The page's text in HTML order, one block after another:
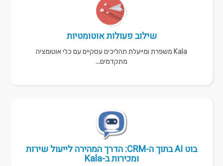
שילוב פעולות אוטומטיות
Kala משפרת ומייעלת תהליכים עסקיים עם כלי אוטומציה
מתקדמים...
בוט AI בתוך ה-CRM: הדרך המהירה לייעול שירות
ומכירות ב-Kala